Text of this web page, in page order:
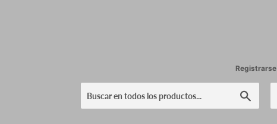
Registrarse